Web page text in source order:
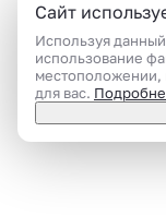
Сайт
Используя
использование
местоположении,
для вас.